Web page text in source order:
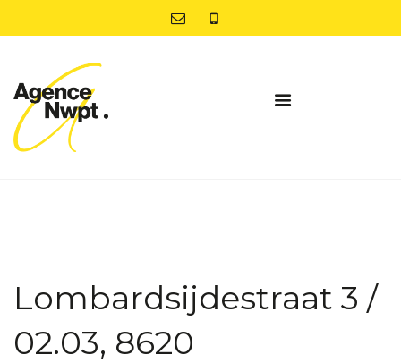
Lombardsijdestraat 3 /
02.03, 8620